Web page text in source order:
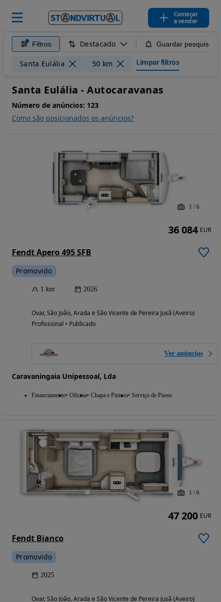
Começar
a vender
Filtros Destacado Guardar pesquisa
Santa Eulália 50 km Limpar filtros
Santa Eulália - Autocaravanas
Número de anúncios: 123
Como são posicionados os anúncios?
1 / 6
Fendt Apero 495 SFB
Promovido
1 km 2026
Ovar, São João, Arada e São Vicente de Pereira Jusã (Aveiro)
Profissional • Publicado
Ver anúncios
Caravaningaia Unipessoal, Lda
Financiamento Oficina Chapa e Pintura Serviço de Pneus
36 084 EUR
1 / 6
Fendt Bianco
Promovido
2025
Ovar, São João, Arada e São Vicente de Pereira Jusã (Aveiro)
47 200 EUR